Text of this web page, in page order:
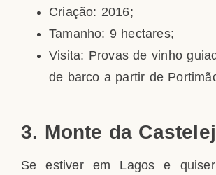
Criação: 2016;
Tamanho: 9 hectares;
Visita: Provas de vinho
de barco a partir de
3. Monte da
Se estiver em Lagos e